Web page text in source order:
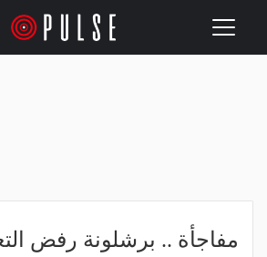
Toggle
مفاجأة .. برشلونة رفض